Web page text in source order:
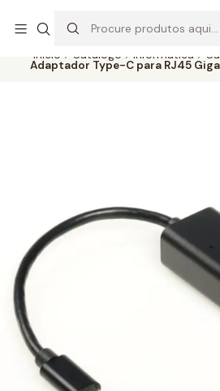
Início Catálogo Informática
Adaptador Type-C para RJ45